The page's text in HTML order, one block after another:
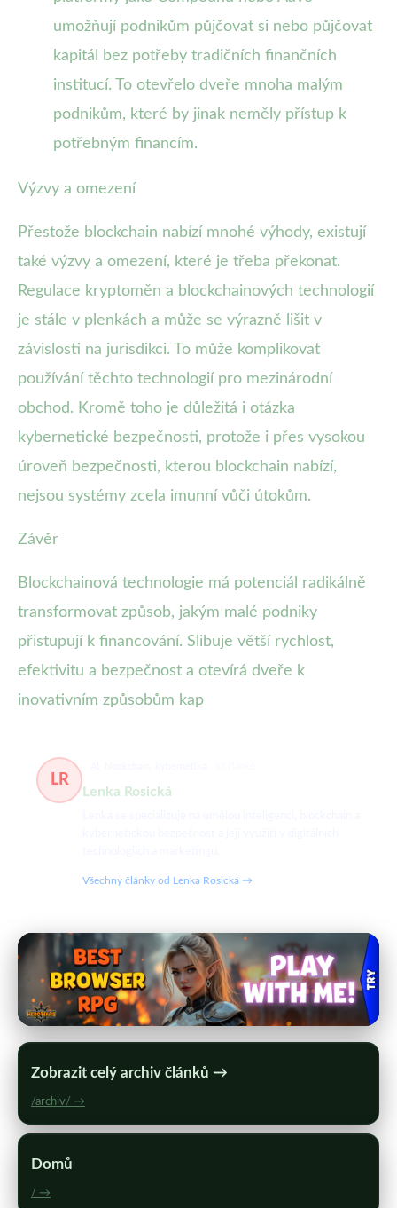
umožňují podnikům půjčovat si nebo půjčovat
kapitál bez potřeby tradičních finančních
institucí. To otevřelo dveře mnoha malým
podnikům, které by jinak neměly přístup k
potřebným financím.
Výzvy a omezení
Přestože blockchain nabízí mnohé výhody, existují
také výzvy a omezení, které je třeba překonat.
Regulace kryptoměn a blockchainových technologií
je stále v plenkách a může se výrazně lišit v
závislosti na jurisdikci. To může komplikovat
používání těchto technologií pro mezinárodní
obchod. Kromě toho je důležitá i otázka
kybernetické bezpečnosti, protože i přes vysokou
úroveň bezpečnosti, kterou blockchain nabízí,
nejsou systémy zcela imunní vůči útokům.
Závěr
Blockchainová technologie má potenciál radikálně
transformovat způsob, jakým malé podniky
přistupují k financování. Slibuje větší rychlost,
efektivitu a bezpečnost a otevírá dveře k
inovativním způsobům kap
LR
Lenka Rosická
Všechny články od Lenka Rosická →
Zobrazit celý archiv článků →
/archiv/ →
Domů
/ →